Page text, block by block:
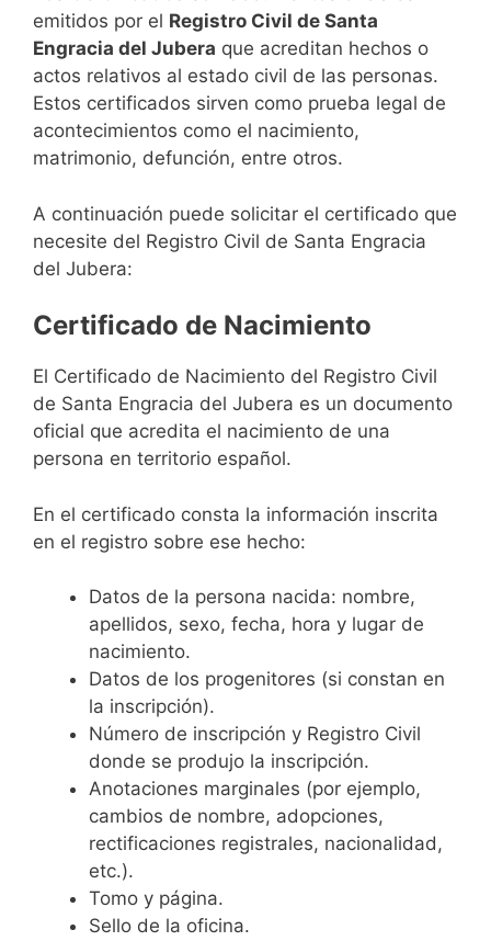
emitidos por el Registro Civil de Santa
Engracia del Jubera que acreditan hechos o
actos relativos al estado civil de las personas.
Estos certificados sirven como prueba legal de
acontecimientos como el nacimiento,
matrimonio, defunción, entre otros.
A continuación puede solicitar el certificado que
necesite del Registro Civil de Santa Engracia
del Jubera:
Certificado de Nacimiento
El Certificado de Nacimiento del Registro Civil
de Santa Engracia del Jubera es un documento
oficial que acredita el nacimiento de una
persona en territorio español.
En el certificado consta la información inscrita
en el registro sobre ese hecho:
Datos de la persona nacida: nombre,
apellidos, sexo, fecha, hora y lugar de
nacimiento.
Datos de los progenitores (si constan en
la inscripción).
Número de inscripción y Registro Civil
donde se produjo la inscripción.
Anotaciones marginales (por ejemplo,
cambios de nombre, adopciones,
rectificaciones registrales, nacionalidad,
etc.).
Tomo y página.
Sello de la oficina.